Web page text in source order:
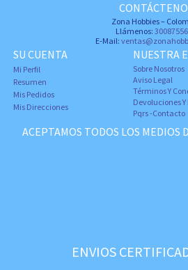
Zona Hobbies –
Llámenos:
E-Mail:
SU CUENTA
Mi Perfil
Resumen
Mis Pedidos
Mis Direcciones
NUESTRA
Sobre Nosotros
Aviso Legal
Términos Y
Devoluciones
Pqrs -Contacto
ACEPTAMOS TODOS LOS MEDIOS
ENVIOS